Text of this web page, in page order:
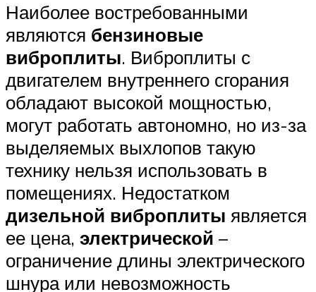
Наиболее востребованными
являются бензиновые
виброплиты. Виброплиты с
двигателем внутреннего сгорания
обладают высокой мощностью,
могут работать автономно, но из-за
выделяемых выхлопов такую
технику нельзя использовать в
помещениях. Недостатком
дизельной виброплиты является
ее цена, электрической –
ограничение длины электрического
шнура или невозможность